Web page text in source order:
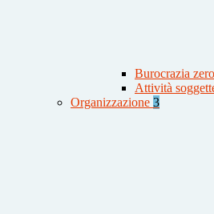
Burocrazia zero
Attività
Organizzazione 3